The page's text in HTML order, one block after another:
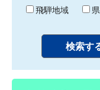
飛騨地域